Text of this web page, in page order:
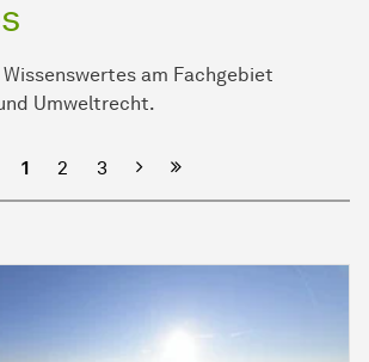
am Fachgebiet
Umweltrecht.
1 2 3 Nächste